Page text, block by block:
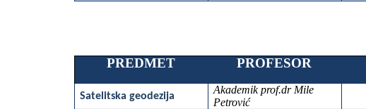
PREDMET
PROFESOR
Satelitska geodezija
Akademik prof.dr Mile
Petrović